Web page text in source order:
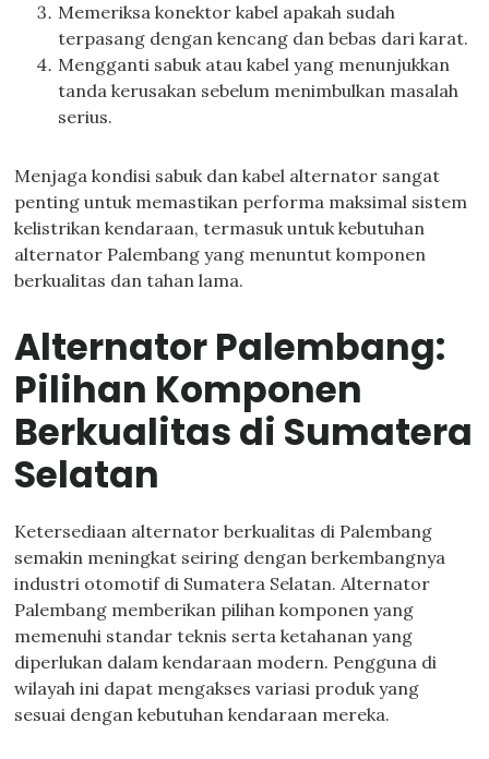
Memeriksa konektor kabel apakah sudah
terpasang dengan kencang dan bebas dari karat.
Mengganti sabuk atau kabel yang menunjukkan
tanda kerusakan sebelum menimbulkan masalah
serius.
Menjaga kondisi sabuk dan kabel alternator sangat
penting untuk memastikan performa maksimal sistem
kelistrikan kendaraan, termasuk untuk kebutuhan
alternator Palembang yang menuntut komponen
berkualitas dan tahan lama.
Alternator Palembang:
Pilihan Komponen
Berkualitas di Sumatera
Selatan
Ketersediaan alternator berkualitas di Palembang
semakin meningkat seiring dengan berkembangnya
industri otomotif di Sumatera Selatan. Alternator
Palembang memberikan pilihan komponen yang
memenuhi standar teknis serta ketahanan yang
diperlukan dalam kendaraan modern. Pengguna di
wilayah ini dapat mengakses variasi produk yang
sesuai dengan kebutuhan kendaraan mereka.